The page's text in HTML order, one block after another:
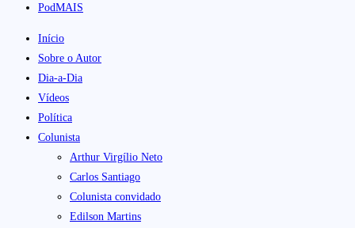
PodMAIS
Início
Sobre o Autor
Dia-a-Dia
Vídeos
Política
Colunista
Arthur Virgílio Neto
Carlos Santiago
Colunista convidado
Edilson Martins